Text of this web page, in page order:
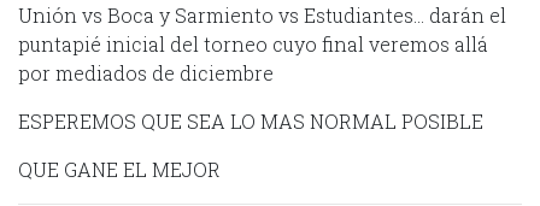
Unión vs Boca y Sarmiento vs Estudiantes… darán el
puntapié inicial del torneo cuyo final veremos allá
por mediados de diciembre
ESPEREMOS QUE SEA LO MAS NORMAL POSIBLE
QUE GANE EL MEJOR